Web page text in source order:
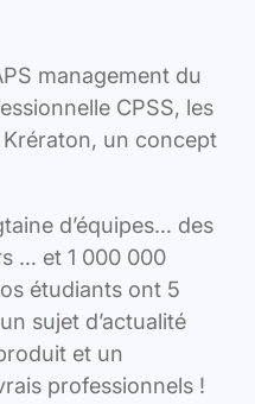
management du
CPSS, les
un concept
d’équipes… des
… et 1 000 000
étudiants ont 5
sujet d’actualité
et un
professionnels !